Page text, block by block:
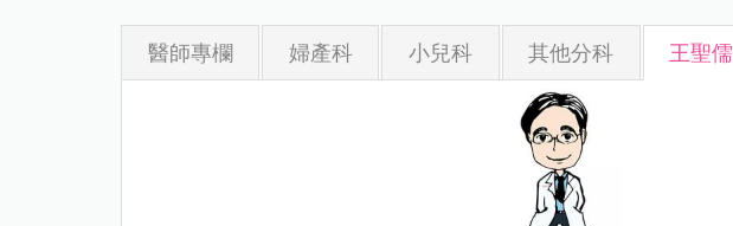
醫師專欄 婦產科 小兒科 其他分科 王聖儒